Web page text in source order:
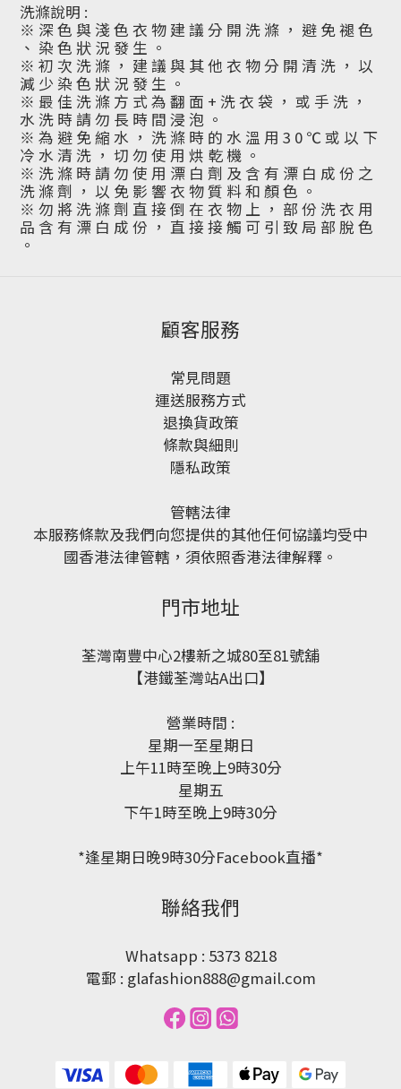
洗滌說明 :
※ 深 色 與 淺 色 衣 物 建 議 分 開 洗 滌 ， 避 免 褪 色
、 染 色 狀 況 發 生 。
※ 初 次 洗 滌 ， 建 議 與 其 他 衣 物 分 開 清 洗 ， 以
減 少 染 色 狀 況 發 生 。
※ 最 佳 洗 滌 方 式 為 翻 面 + 洗 衣 袋 ， 或 手 洗 ，
水 洗 時 請 勿 長 時 間 浸 泡 。
※ 為 避 免 縮 水 ， 洗 滌 時 的 水 溫 用 3 0 ℃ 或 以 下
冷 水 清 洗 ， 切 勿 使 用 烘 乾 機 。
※ 洗 滌 時 請 勿 使 用 漂 白 劑 及 含 有 漂 白 成 份 之
洗 滌 劑 ， 以 免 影 響 衣 物 質 料 和 顏 色 。
※ 勿 將 洗 滌 劑 直 接 倒 在 衣 物 上 ， 部 份 洗 衣 用
品 含 有 漂 白 成 份 ， 直 接 接 觸 可 引 致 局 部 脫 色
。
顧客服務
常見問題
運送服務方式
退換貨政策
條款與細則
隱私政策
管轄法律
本服務條款及我們向您提供的其他任何協議均受中
國香港法律管轄，須依照香港法律解釋。
門市地址
荃灣南豐中心2樓新之城80至81號舖
【港鐵荃灣站A出口】
營業時間 :
星期一至星期日
上午11時至晚上9時30分
星期五
下午1時至晚上9時30分
*逢星期日晚9時30分Facebook直播*
聯絡我們
Whatsapp : 5373 8218
電郵 : glafashion888@gmail.com